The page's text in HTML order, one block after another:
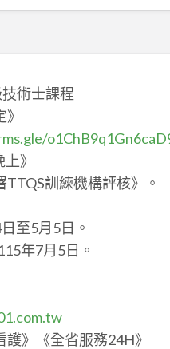
術士課程
》
訓練機構評核》。
至5月5日。
年7月5日。
護》《全省服務24H》